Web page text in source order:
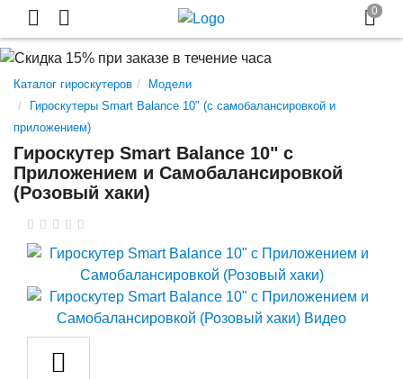
Каталог гироскутеров
Модели
Гироскутеры Smart Balance 10" (с самобалансировкой и
приложением)
Гироскутер Smart Balance 10" c
Приложением и Самобалансировкой
(Розовый хаки)